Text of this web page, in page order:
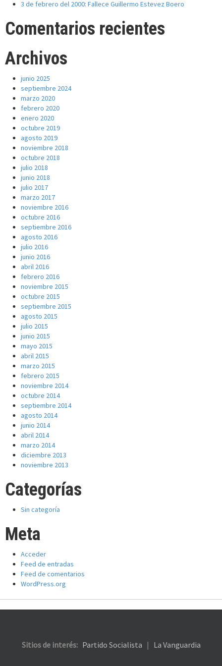
3 de febrero del 2000: Fallece Guillermo Estevez Boero
Comentarios recientes
Archivos
junio 2025
septiembre 2024
marzo 2020
febrero 2020
enero 2020
octubre 2019
agosto 2019
noviembre 2018
octubre 2018
julio 2018
junio 2018
julio 2017
marzo 2017
noviembre 2016
octubre 2016
septiembre 2016
agosto 2016
julio 2016
junio 2016
abril 2016
febrero 2016
noviembre 2015
octubre 2015
septiembre 2015
agosto 2015
julio 2015
junio 2015
mayo 2015
abril 2015
marzo 2015
febrero 2015
noviembre 2014
octubre 2014
septiembre 2014
agosto 2014
junio 2014
abril 2014
marzo 2014
diciembre 2013
noviembre 2013
Categorías
Sin categoría
Meta
Acceder
Feed de entradas
Feed de comentarios
WordPress.org
Sitios de interés: Partido Socialista | La Vanguardia